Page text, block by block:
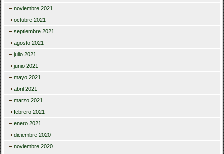
noviembre 2021
octubre 2021
septiembre 2021
agosto 2021
julio 2021
junio 2021
mayo 2021
abril 2021
marzo 2021
febrero 2021
enero 2021
diciembre 2020
noviembre 2020